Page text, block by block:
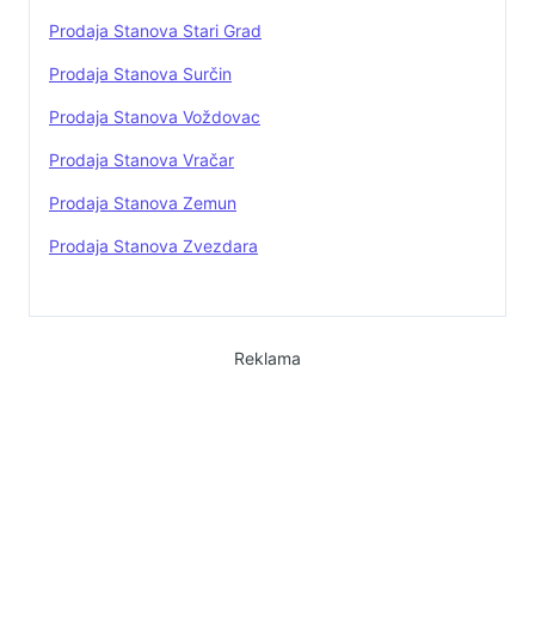
Prodaja Stanova Stari Grad
Prodaja Stanova Surčin
Prodaja Stanova Voždovac
Prodaja Stanova Vračar
Prodaja Stanova Zemun
Prodaja Stanova Zvezdara
Reklama